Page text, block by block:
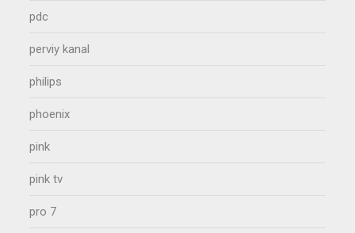
pdc
perviy kanal
philips
phoenix
pink
pink tv
pro 7